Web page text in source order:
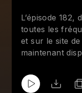
Abonnez-vous
suivez la page
l'Arène!
L’épisode
toutes les
et sur le site de
maintenant
auxRois De
Dave